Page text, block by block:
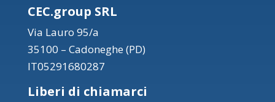
CEC.group SRL
Via Lauro 95/a
35100 – Cadoneghe (PD)
IT05291680287
Liberi di chiamarci